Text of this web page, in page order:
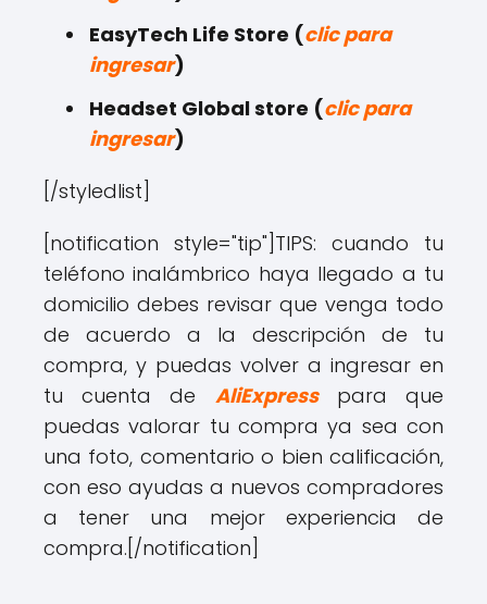
EasyTech Life Store (clic para
ingresar)
Headset Global store (clic para
ingresar)
[/styledlist]
[notification style="tip"] TIPS: cuando tu
teléfono inalámbrico haya llegado a tu
domicilio debes revisar que venga todo
de acuerdo a la descripción de tu
compra, y puedas volver a ingresar en
tu cuenta de AliExpresspara que
puedas valorar tu compra ya sea con
una foto, comentario o bien calificación,
con eso ayudas a nuevos compradores
a tener una mejor experiencia de
compra. [/notification]